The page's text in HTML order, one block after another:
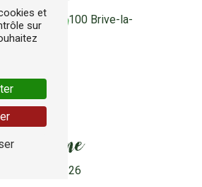
Lépine
19100 Brive-la-
Gaillarde
Téléphone
05 55 24 44 26
et
sur